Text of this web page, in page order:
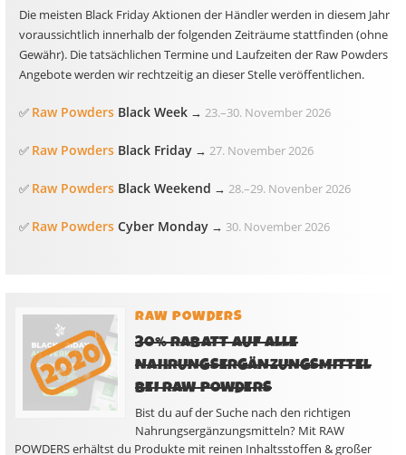
Die meisten Black Friday Aktionen der Händler werden in diesem Jahr
voraussichtlich innerhalb der folgenden Zeiträume stattfinden (ohne
Gewähr). Die tatsächlichen Termine und Laufzeiten der Raw Powders
Angebote werden wir rechtzeitig an dieser Stelle veröffentlichen.
✅ Raw Powders Black Week → 23.–30. November 2026
✅ Raw Powders Black Friday → 27. November 2026
✅ Raw Powders Black Weekend → 28.–29. Novenber 2026
✅ Raw Powders Cyber Monday → 30. November 2026
RAW POWDERS
30% RABATT AUF ALLE
NAHRUNGSERGÄNZUNGSMITTEL
BEI RAW POWDERS
Bist du auf der Suche nach den richtigen
Nahrungsergänzungsmitteln? Mit RAW
POWDERS erhältst du Produkte mit reinen Inhaltsstoffen & großer